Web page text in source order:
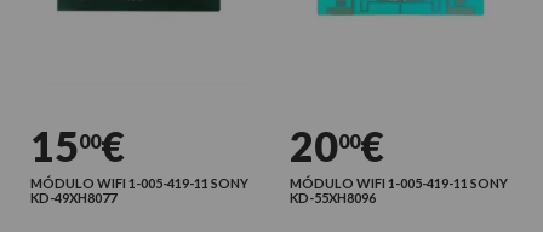
1500€
MÓDULO WIFI 1-005-419-11 SONY
KD-49XH8077
2000€
MÓDULO WIFI 1-005-419-11 SONY
KD-55XH8096